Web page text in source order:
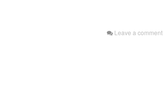
Leave a comment